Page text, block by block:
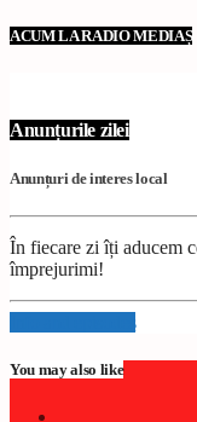
ACUM LA RADIO MEDIAȘ
Anunțurile zilei
Anunțuri de interes local
În fiecare zi îți aducem
împrejurimi!
Info and episodes
You may also like